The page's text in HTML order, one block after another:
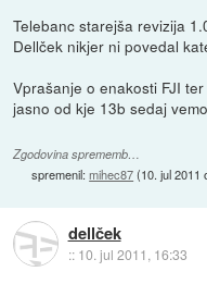
Telebanc starejša revizija
Dellček nikjer ni povedal
Vprašanje o enakosti FJI
jasno od kje 13b sedaj
Zgodovina sprememb…
spremenil:mihec87(10. jul 2011
dellček
:: 10. jul 2011, 16:33